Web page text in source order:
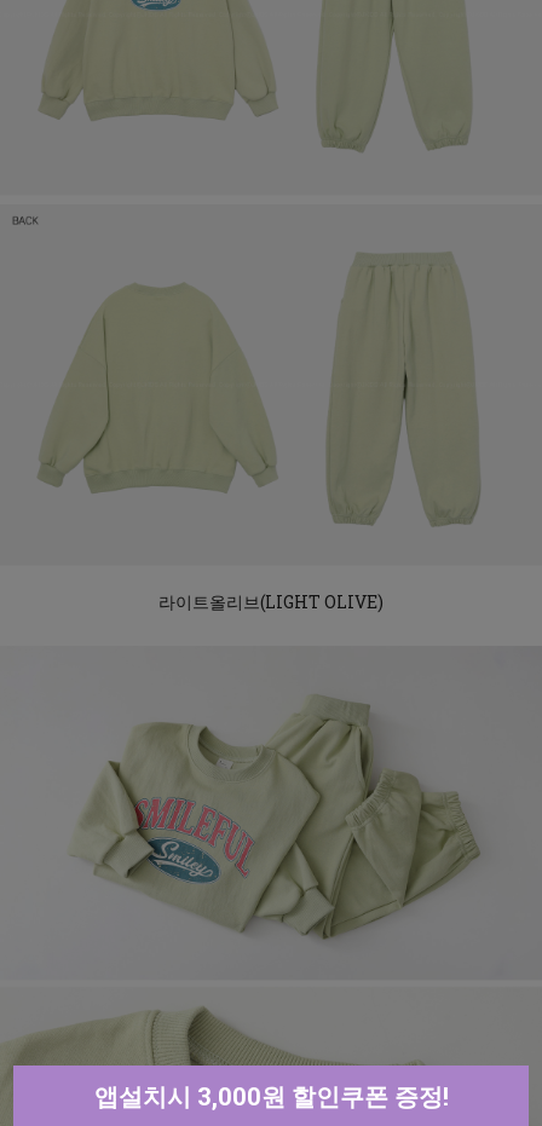
라이트올리브(LIGHT OLIVE)
앱설치시 3,000원 할인쿠폰 증정!